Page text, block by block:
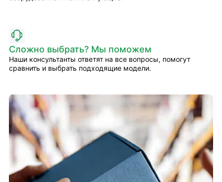
Сложно выбрать? Мы поможем
Наши консультанты ответят на все вопросы, помогут
сравнить и выбрать подходящие модели.